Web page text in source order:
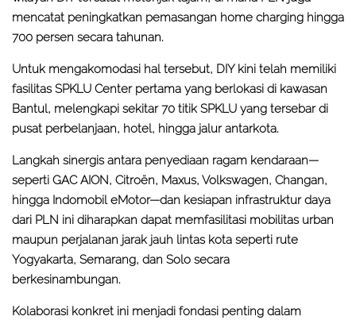
mencatat peningkatkan pemasangan home charging hingga
700 persen secara tahunan.
Untuk mengakomodasi hal tersebut, DIY kini telah memiliki
fasilitas SPKLU Center pertama yang berlokasi di kawasan
Bantul, melengkapi sekitar 70 titik SPKLU yang tersebar di
pusat perbelanjaan, hotel, hingga jalur antarkota.
Langkah sinergis antara penyediaan ragam kendaraan—
seperti GAC AION, Citroën, Maxus, Volkswagen, Changan,
hingga Indomobil eMotor—dan kesiapan infrastruktur daya
dari PLN ini diharapkan dapat memfasilitasi mobilitas urban
maupun perjalanan jarak jauh lintas kota seperti rute
Yogyakarta, Semarang, dan Solo secara
berkesinambungan.
Kolaborasi konkret ini menjadi fondasi penting dalam